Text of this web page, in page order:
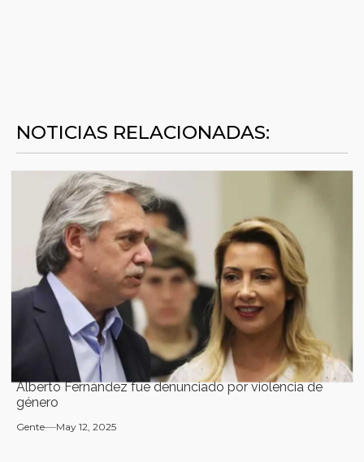
NOTICIAS RELACIONADAS:
Alberto Fernández fue denunciado por violencia de
género
Gente May 12, 2025